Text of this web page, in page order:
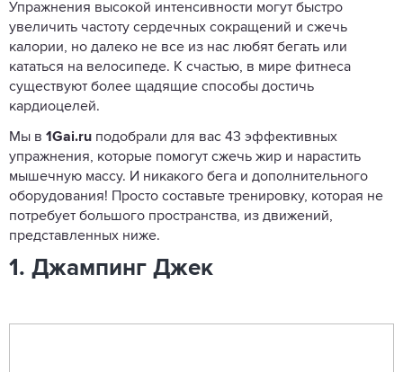
Упражнения высокой интенсивности могут быстро
увеличить частоту сердечных сокращений и сжечь
калории, но далеко не все из нас любят бегать или
кататься на велосипеде. К счастью, в мире фитнеса
существуют более щадящие способы достичь
кардиоцелей.
Мы в 1Gai.ru подобрали для вас 43 эффективных
упражнения, которые помогут сжечь жир и нарастить
мышечную массу. И никакого бега и дополнительного
оборудования! Просто составьте тренировку, которая не
потребует большого пространства, из движений,
представленных ниже.
1. Джампинг Джек